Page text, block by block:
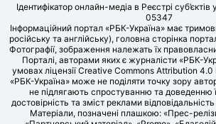
Ідентифікатор онлайн-медіа в Реєстрі
05347
Інформаційний портал «РБК-Україна» має
російську та англійську), головна сторінка
Фотографії, зображення належать їх
Порталі, авторами яких є журналісти «РБК-
умовах ліцензії Creative Commons Attribution
«РБК-Україна» може не поділяти точку зору
не підлягають спростуванню та доведенню
достовірність та зміст реклами
Матеріали, позначені плашкою: «Прес-